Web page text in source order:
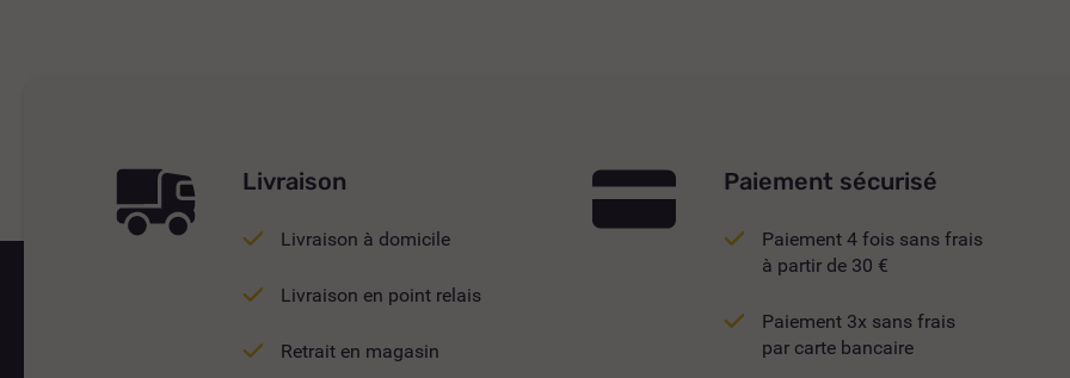
Livraison
Livraison à domicile
Livraison en point relais
Retrait en magasin
Paiement sécurisé
Paiement 4 fois sans frais
à partir de 30 €
Paiement 3x sans frais
par carte bancaire